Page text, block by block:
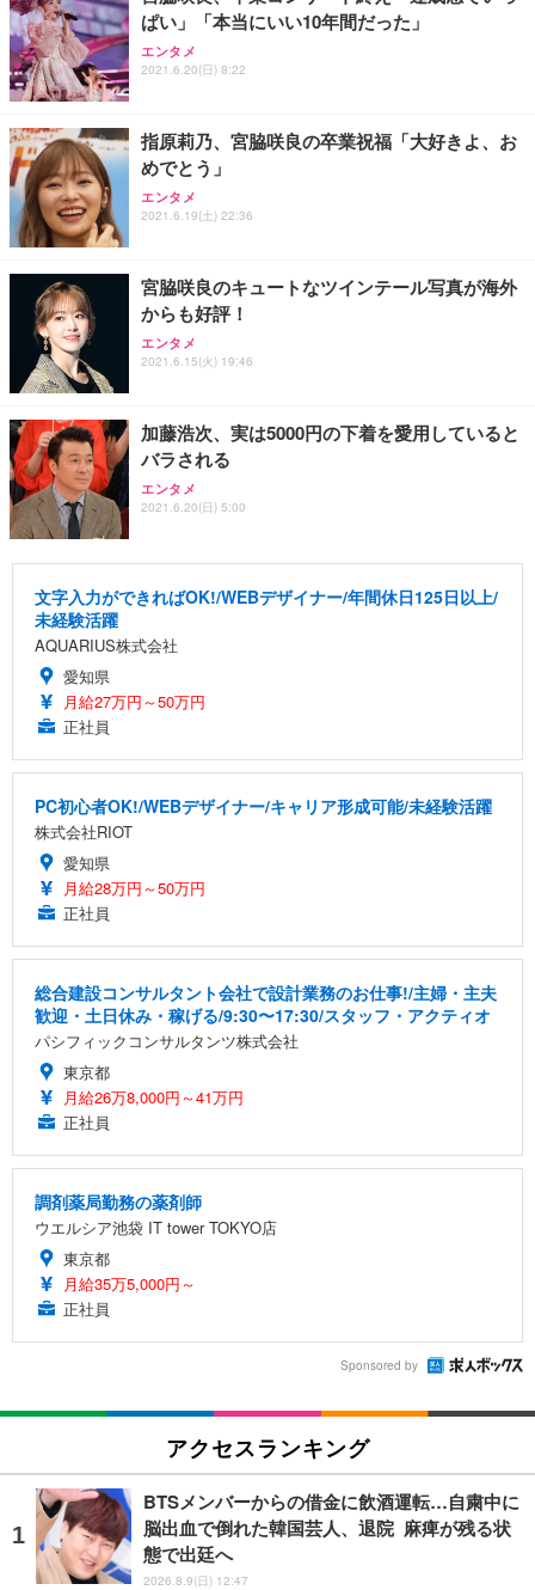
ぱい」「本当にいい10年間だった」
エンタメ
2021.6.20(日) 8:22
指原莉乃、宮脇咲良の卒業祝福「大好きよ、お
めでとう」
エンタメ
2021.6.19(土) 22:36
宮脇咲良のキュートなツインテール写真が海外
からも好評！
エンタメ
2021.6.15(火) 19:46
加藤浩次、実は5000円の下着を愛用していると
バラされる
エンタメ
2021.6.20(日) 5:00
文字入力ができればOK!/WEBデザイナー/年間休日125日以上/
未経験活躍
AQUARIUS株式会社
愛知県
月給27万円～50万円
正社員
PC初心者OK!/WEBデザイナー/キャリア形成可能/未経験活躍
株式会社RIOT
愛知県
月給28万円～50万円
正社員
総合建設コンサルタント会社で設計業務のお仕事!/主婦・主夫
歓迎・土日休み・稼げる/9:30〜17:30/スタッフ・アクティオ
パシフィックコンサルタンツ株式会社
東京都
月給26万8,000円～41万円
正社員
調剤薬局勤務の薬剤師
ウエルシア池袋 IT tower TOKYO店
東京都
月給35万5,000円～
正社員
Sponsored by
アクセスランキング
BTSメンバーからの借金に飲酒運転…自粛中に
脳出血で倒れた韓国芸人、退院 麻痺が残る状
態で出廷へ
2026.8.9(日) 12:47